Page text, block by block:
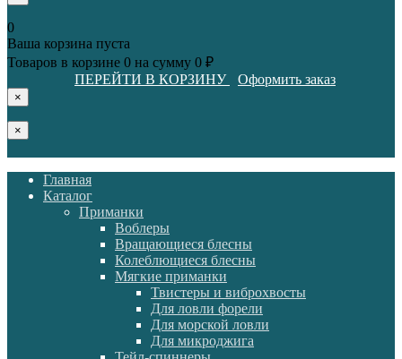
0
Ваша корзина пуста
Товаров в корзине 0 на сумму 0 ₽
ПЕРЕЙТИ В КОРЗИНУ
Оформить заказ
×
×
Главная
Каталог
Приманки
Воблеры
Вращающиеся блесны
Колеблющиеся блесны
Мягкие приманки
Твистеры и виброхвосты
Для ловли форели
Для морской ловли
Для микроджига